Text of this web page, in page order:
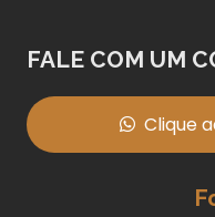
FALE COM UM
Clique